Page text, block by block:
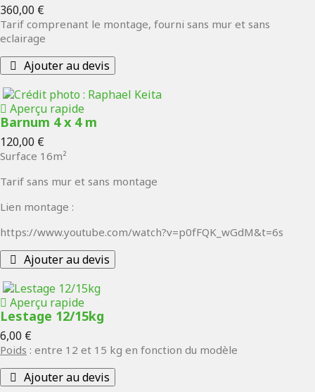
Prix
360,00 €
Tarif comprenant le montage, fourni sans mur et sans
eclairage
Ajouter au devis
Aperçu rapide
Barnum 4 x 4 m
Prix
120,00 €
Surface 16m²
Tarif sans mur et sans montage
Lien montage :
https://www.youtube.com/watch?v=p0fFQK_wGdM&t=6s
Ajouter au devis
Aperçu rapide
Lestage 12/15kg
Prix
6,00 €
Poids : entre 12 et 15 kg en fonction du modèle
Ajouter au devis